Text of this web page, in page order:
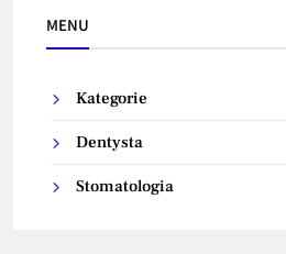
MENU
Kategorie
Dentysta
Stomatologia